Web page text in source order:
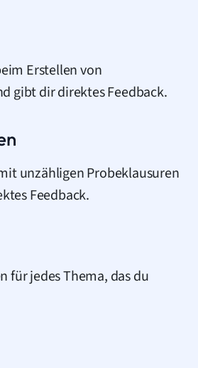
Erstellen von
gibt dir direktes Feedback.
unzähligen Probeklausuren
Feedback.
für jedes Thema, das du